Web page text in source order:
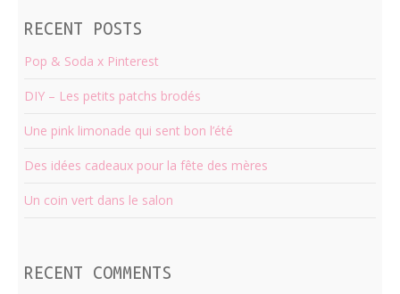
RECENT POSTS
Pop & Soda x Pinterest
DIY – Les petits patchs brodés
Une pink limonade qui sent bon l’été
Des idées cadeaux pour la fête des mères
Un coin vert dans le salon
RECENT COMMENTS